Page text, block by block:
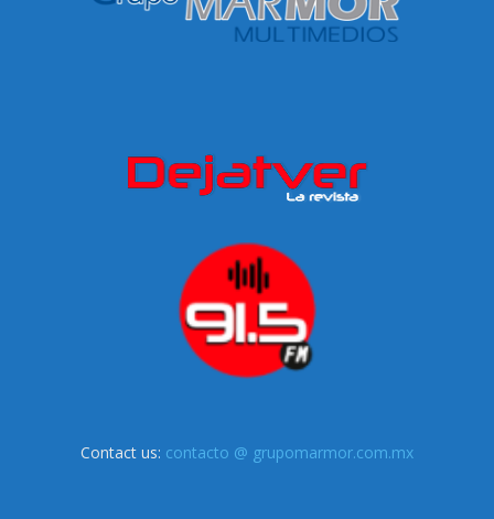
Contact us: contacto @ grupomarmor.com.mx